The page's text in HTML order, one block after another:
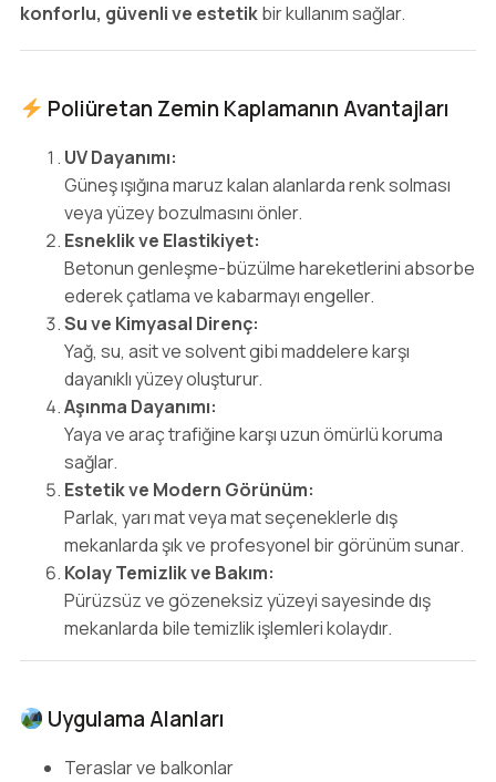
konforlu, güvenli ve estetikbir kullanım sağlar.
Poliüretan Zemin Kaplamanın Avantajları
UV Dayanımı:
Güneş ışığına maruz kalan alanlarda renk solması
veya yüzey bozulmasını önler.
Esneklik ve Elastikiyet:
Betonun genleşme-büzülme hareketlerini absorbe
ederek çatlama ve kabarmayı engeller.
Su ve Kimyasal Direnç:
Yağ, su, asit ve solvent gibi maddelere karşı
dayanıklı yüzey oluşturur.
Aşınma Dayanımı:
Yaya ve araç trafiğine karşı uzun ömürlü koruma
sağlar.
Estetik ve Modern Görünüm:
Parlak, yarı mat veya mat seçeneklerle dış
mekanlarda şık ve profesyonel bir görünüm sunar.
Kolay Temizlik ve Bakım:
Pürüzsüz ve gözeneksiz yüzeyi sayesinde dış
mekanlarda bile temizlik işlemleri kolaydır.
Uygulama Alanları
Teraslar ve balkonlar